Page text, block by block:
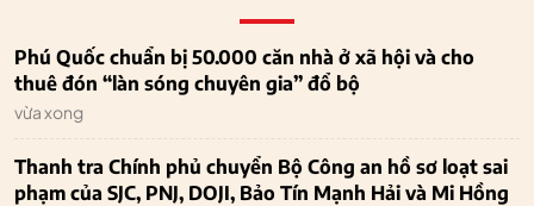
Phú Quốc chuẩn bị 50.000 căn nhà ở xã hội và cho
thuê đón “làn sóng chuyên gia” đổ bộ
vừa xong
Thanh tra Chính phủ chuyển Bộ Công an hồ sơ loạt sai
phạm của SJC, PNJ, DOJI, Bảo Tín Mạnh Hải và Mi Hồng